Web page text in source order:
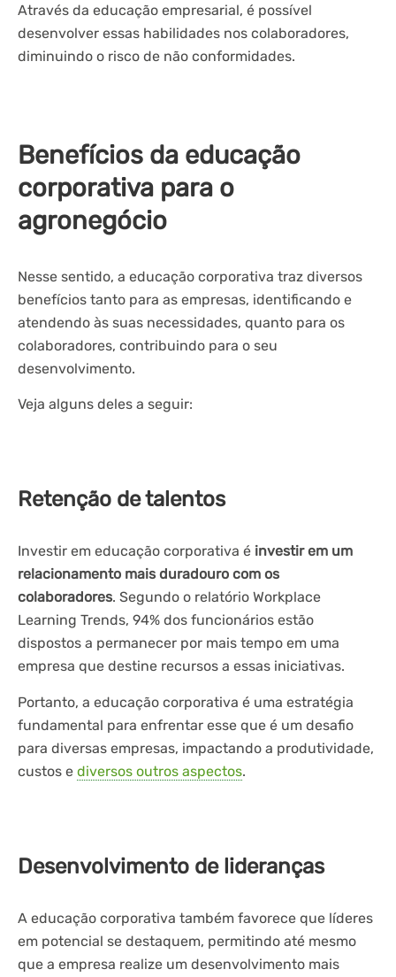
Através da educação empresarial, é possível
desenvolver essas habilidades nos colaboradores,
diminuindo o risco de não conformidades.
Benefícios da educação
corporativa para o
agronegócio
Nesse sentido, a educação corporativa traz diversos
benefícios tanto para as empresas, identificando e
atendendo às suas necessidades, quanto para os
colaboradores, contribuindo para o seu
desenvolvimento.
Veja alguns deles a seguir:
Retenção de talentos
Investir em educação corporativa é investir em um
relacionamento mais duradouro com os
colaboradores. Segundo o relatório Workplace
Learning Trends, 94% dos funcionários estão
dispostos a permanecer por mais tempo em uma
empresa que destine recursos a essas iniciativas.
Portanto, a educação corporativa é uma estratégia
fundamental para enfrentar esse que é um desafio
para diversas empresas, impactando a produtividade,
custos e diversos outros aspectos.
Desenvolvimento de lideranças
A educação corporativa também favorece que líderes
em potencial se destaquem, permitindo até mesmo
que a empresa realize um desenvolvimento mais